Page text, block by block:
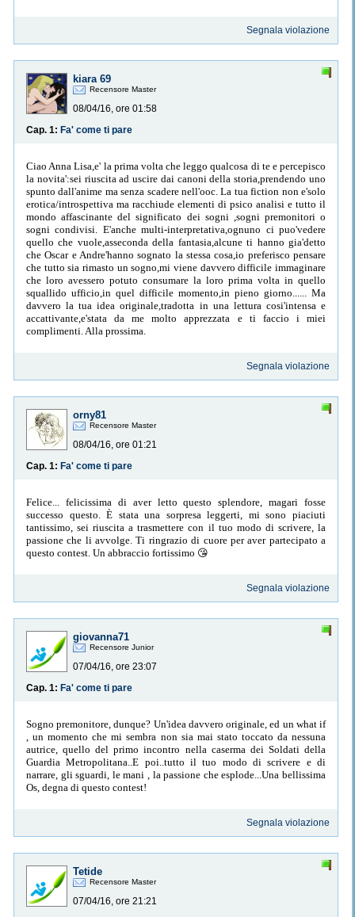
Segnala violazione
kiara 69
Recensore Master
08/04/16, ore 01:58
Cap. 1: Fa' come ti pare
Ciao Anna Lisa,e' la prima volta che leggo qualcosa di te e percepisco
la novita':sei riuscita ad uscire dai canoni della storia,prendendo uno
spunto dall'anime ma senza scadere nell'ooc. La tua fiction non e'solo
erotica/introspettiva ma racchiude elementi di psico analisi e tutto il
mondo affascinante del significato dei sogni ,sogni premonitori o
sogni condivisi. E'anche multi-interpretativa,ognuno ci puo'vedere
quello che vuole,asseconda della fantasia,alcune ti hanno gia'detto
che Oscar e Andre'hanno sognato la stessa cosa,io preferisco pensare
che tutto sia rimasto un sogno,mi viene davvero difficile immaginare
che loro avessero potuto consumare la loro prima volta in quello
squallido ufficio,in quel difficile momento,in pieno giorno...... Ma
davvero la tua idea originale,tradotta in una lettura cosi'intensa e
accattivante,e'stata da me molto apprezzata e ti faccio i miei
complimenti. Alla prossima.
Segnala violazione
orny81
Recensore Master
08/04/16, ore 01:21
Cap. 1: Fa' come ti pare
Felice... felicissima di aver letto questo splendore, magari fosse
successo questo. È stata una sorpresa leggerti, mi sono piaciuti
tantissimo, sei riuscita a trasmettere con il tuo modo di scrivere, la
passione che li avvolge. Ti ringrazio di cuore per aver partecipato a
questo contest. Un abbraccio fortissimo 😘
Segnala violazione
giovanna71
Recensore Junior
07/04/16, ore 23:07
Cap. 1: Fa' come ti pare
Sogno premonitore, dunque? Un'idea davvero originale, ed un what if
, un momento che mi sembra non sia mai stato toccato da nessuna
autrice, quello del primo incontro nella caserma dei Soldati della
Guardia Metropolitana..E poi..tutto il tuo modo di scrivere e di
narrare, gli sguardi, le mani , la passione che esplode...Una bellissima
Os, degna di questo contest!
Segnala violazione
Tetide
Recensore Master
07/04/16, ore 21:21